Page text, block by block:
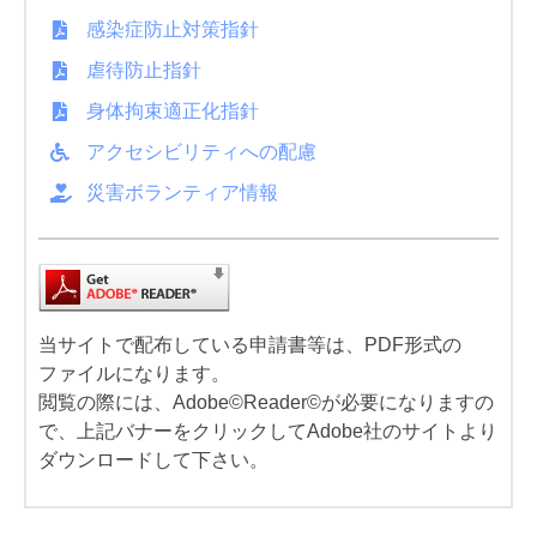
感染症防止対策指針
虐待防止指針
身体拘束適正化指針
アクセシビリティへの配慮
災害ボランティア情報
当サイトで配布している申請書等は、PDF形式の
ファイルになります。
閲覧の際には、Adobe©Reader©が必要になりますの
で、上記バナーをクリックしてAdobe社のサイトより
ダウンロードして下さい。